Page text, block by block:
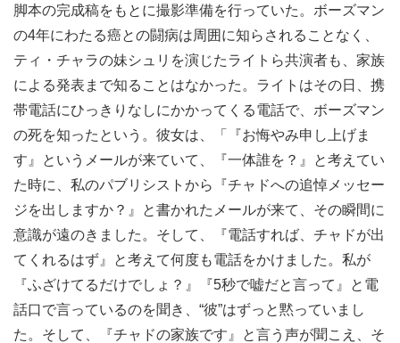
脚本の完成稿をもとに撮影準備を行っていた。ボーズマン
の4年にわたる癌との闘病は周囲に知らされることなく、
ティ・チャラの妹シュリを演じたライトら共演者も、家族
による発表まで知ることはなかった。ライトはその日、携
帯電話にひっきりなしにかかってくる電話で、ボーズマン
の死を知ったという。彼女は、「『お悔やみ申し上げま
す』というメールが来ていて、『一体誰を？』と考えてい
た時に、私のパブリシストから『チャドへの追悼メッセー
ジを出しますか？』と書かれたメールが来て、その瞬間に
意識が遠のきました。そして、『電話すれば、チャドが出
てくれるはず』と考えて何度も電話をかけました。私が
『ふざけてるだけでしょ？』『5秒で嘘だと言って』と電
話口で言っているのを聞き、“彼”はずっと黙っていまし
た。そして、『チャドの家族です』と言う声が聞こえ、そ